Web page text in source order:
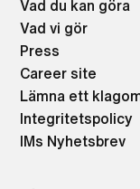
Vad du kan göra
Vad vi gör
Press
Career site
Lämna ett
Integritetspolicy
IMs Nyhetsbrev